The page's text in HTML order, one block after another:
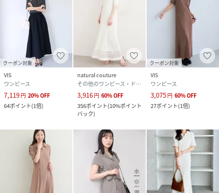
い色味は生地アップ画像をご確認ください。
性別タイプ
原産国 キナリ（16）：中国｜ブラウン（22）：中国
素材
キナリ（16）：（表地） ナイロン 97% ポリウ
レタン 3% （裏地） ポリエステル 100%｜ブラ
ウン（22）：（表地） ナイロン 97% ポリウレ
タン 3% （裏地） ポリエステル 100%
サイズ PF、F
クリーニング
キナリ（16）：洗濯機（極弱）・漂白、タンブ
ル乾燥、アイロン禁止
ブラウン（22）：洗濯機（極弱）・漂白、タン
ブル乾燥、アイロン禁止
クーポン対象
VIS
ワンピース
7,119円 20%OFF
64ポイント(1倍)
natural couture
その他のワンピース・ドレス
3,916円 60%OFF
356ポイント(10%ポイント
バック)
クーポン対象
VIS
ワンピース
3,075円 60%OFF
27ポイント(1倍)